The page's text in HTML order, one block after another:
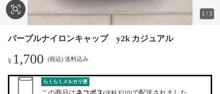
1 /3
パープルナイロンキャップ y2k カジュアル
¥ 1,700 (税込) 送料込み
らくらくメルカリ便